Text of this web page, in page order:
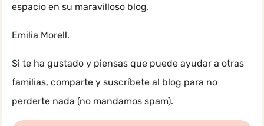
espacio en su maravilloso blog.
Emilia Morell.
Si te ha gustado y piensas que puede ayudar a otras
familias, comparte y suscríbete al blog para no
perderte nada (no mandamos spam).